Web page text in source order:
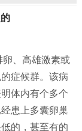
卵、高雄激素或
症候群。该病
体内有个多个
患上多囊卵巢
的，甚至有的